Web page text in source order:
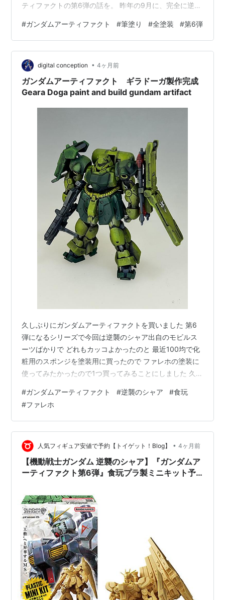
ティファクトの第6弾の話を。 昨年の9月に、完全に逆襲
レバンで箱買いの争奪戦に参加しようと思ったのだが、
思いの外簡単に購入登録が通ってしまい拍子抜け。そこ
からが長い。 本来2月(これまでは年末もしくは1月末)リ
リース予定だったのだが、製造を増やすのか構造に問題
が出たのかわからんが、4月に販売延期。まあ第1弾の再
販分もまだHi-νしか作っ…
#ガンダムアーティファクト #筆塗り #全塗装 #第6弾
digital conception • 4ヶ月前
ガンダムアーティファクト ギラドーガ製作完成
Geara Doga paint and build gundam artifact
久しぶりにガンダムアーティファクトを買いました 第6
弾になるシリーズで今回は逆襲のシャア出自のモビルス
ーツばかりで どれもカッコよかったのと 最近100均で化
粧用のスポンジを塗装用に買ったので ファレホの塗装に
使ってみたかったので1つ買ってみることにしました 久し
横浜ボークスは単品売りしてくれてなかったからパス横
浜エディオンさんで買えました😃ファレホで塗ってみよ
うかな#ガンダムアーティファクト #逆襲のシャア
pic.twitter.com/8cU0ofa4yZ — Lidths Jay (@KrpJay)
2026年4月6日 発売日の4/6に…
#ガンダムアーティファクト #逆襲のシャア #食玩
#ファレホ
人気フィギュア安値で予約【トイゲット！Blog】 • 4ヶ月前
【機動戦士ガンダム 逆襲のシャア】『ガンダムア
ーティファクト第6弾』食玩プラ製ミニキット予